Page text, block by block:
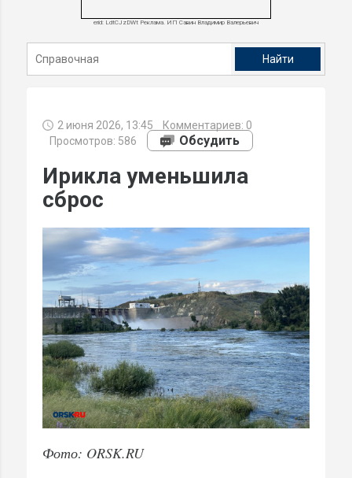
erid: LdtCJzDWt Реклама. ИП Савин Владимир Валерьевич
2 июня 2026, 13:45 Комментариев: 0
Просмотров: 586
Обсудить
Ирикла уменьшила
сброс
Фото: ORSK.RU